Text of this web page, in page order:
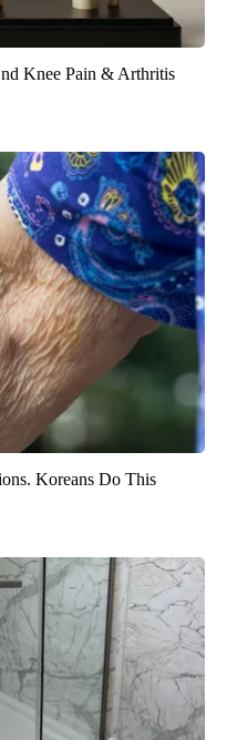
Knee Pain & Arthritis
Koreans Do This